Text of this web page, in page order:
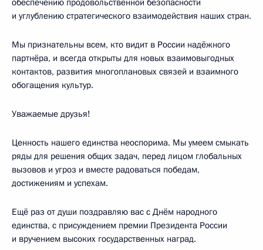
и углублению стратегического взаимодействия наших стран.
Мы признательны всем, кто видит в России надёжного
партнёра, и всегда открыты для новых взаимовыгодных
контактов, развития многоплановых связей и взаимного
обогащения культур.
Уважаемые друзья!
Ценность нашего единства неоспорима. Мы умеем смыкать
ряды для решения общих задач, перед лицом глобальных
вызовов и угроз и вместе радоваться победам,
достижениям и успехам.
Ещё раз от души поздравляю вас с Днём народного
единства, с присуждением премии Президента России
и вручением высоких государственных наград.